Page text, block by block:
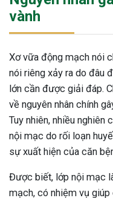
vành
Xơ vữa động mạch nói
nói riêng xảy ra do đâu
lớn cần được giải đáp.
về nguyên nhân chính
Tuy nhiên, nhiều
nội mạc do rối loạn
sự xuất hiện của căn
Được biết, lớp nội mạc
mạch, có nhiệm vụ